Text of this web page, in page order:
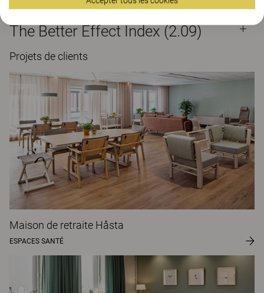
The Better Effect Index (2.09)
Projets de clients
Maison de retraite Håsta
ESPACES SANTÉ